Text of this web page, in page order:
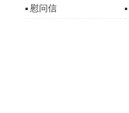
慰问信